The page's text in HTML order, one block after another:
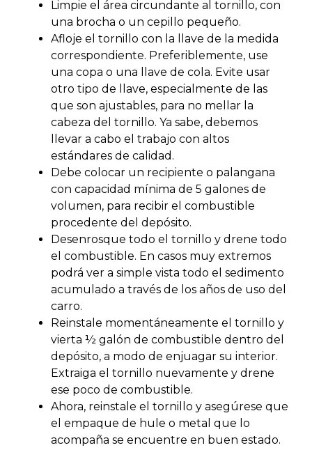
Limpie el área circundante al tornillo, con
una brocha o un cepillo pequeño.
Afloje el tornillo con la llave de la medida
correspondiente. Preferiblemente, use
una copa o una llave de cola. Evite usar
otro tipo de llave, especialmente de las
que son ajustables, para no mellar la
cabeza del tornillo. Ya sabe, debemos
llevar a cabo el trabajo con altos
estándares de calidad.
Debe colocar un recipiente o palangana
con capacidad mínima de 5 galones de
volumen, para recibir el combustible
procedente del depósito.
Desenrosque todo el tornillo y drene todo
el combustible. En casos muy extremos
podrá ver a simple vista todo el sedimento
acumulado a través de los años de uso del
carro.
Reinstale momentáneamente el tornillo y
vierta ½ galón de combustible dentro del
depósito, a modo de enjuagar su interior.
Extraiga el tornillo nuevamente y drene
ese poco de combustible.
Ahora, reinstale el tornillo y asegúrese que
el empaque de hule o metal que lo
acompaña se encuentre en buen estado.